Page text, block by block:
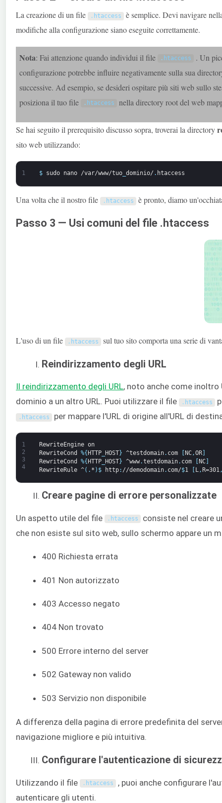
La creazione di un file . htaccess è semplice. Devi navigare
modifiche alla configurazione siano eseguite correttamente.
Nota: Fai attenzione quando individui il file . htaccess
. Un
configurazione potrebbe influire negativamente sulla sua
successive. Ad esempio, se desideri ospitare più siti web sullo
posiziona il tuo file
. htaccess nella directory root del web
Se hai seguito il prerequisito discusso sopra, troverai la directory
sito web utilizzando:
1 $ sudo nano /var/www/tuo_ dominio/ . htaccess
Una volta che il nostro file . htaccess è pronto, diamo
Passo 3 — Usi comuni del file .htaccess
L'uso di un file . htaccess sul tuo sito comporta una serie di
Reindirizzamento degli URL
Il reindirizzamento degli URL, noto anche come inoltro
dominio a un altro URL. Puoi utilizzare il file
. htaccess
. htaccess per mappare l'URL di origine all'URL di
1
2
3
4
RewriteEngine on
RewriteCond
%{ HTTP_ HOST} ^testdomain. com NC,OR]
RewriteCond
%{ HTTP_ HOST} ^www.testdomain. com NC]
RewriteRule ^( . * ) $ http: //demodomain. com/$1 [L,R=301
Creare pagine di errore personalizzate
Un aspetto utile del file . htaccess consiste nel creare
che non esiste sul sito web, sullo schermo appare un
400 Richiesta errata
401 Non autorizzato
403 Accesso negato
404 Non trovato
500 Errore interno del server
502 Gateway non valido
503 Servizio non disponibile
A differenza della pagina di errore predefinita del
navigazione migliore e più intuitiva.
Configurare l'autenticazione di
Utilizzando il file . htaccess , puoi anche configurare
autenticare gli utenti.